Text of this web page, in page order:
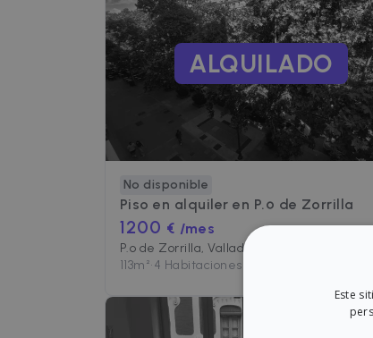
ALQUILADO
No disponible
Piso en alquiler en P.º de Zorrilla
1200 € /mes
P.º de Zorrilla, Valladolid
113m²•4 Habitaciones
Este